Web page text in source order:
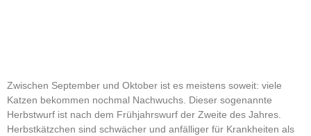
Zwischen September und Oktober ist es meistens soweit: viele
Katzen bekommen nochmal Nachwuchs. Dieser sogenannte
Herbstwurf ist nach dem Frühjahrswurf der Zweite des Jahres.
Herbstkätzchen sind schwächer und anfälliger für Krankheiten als